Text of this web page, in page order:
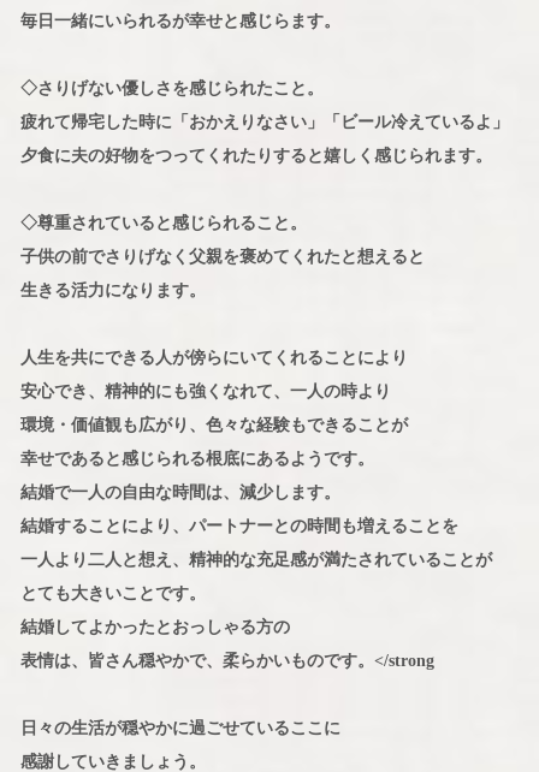
毎日一緒にいられるが幸せと感じらます。
◇さりげない優しさを感じられたこと。
疲れて帰宅した時に「おかえりなさい」「ビール冷えているよ」
夕食に夫の好物をつってくれたりすると嬉しく感じられます。
◇尊重されていると感じられること。
子供の前でさりげなく父親を褒めてくれたと想えると
生きる活力になります。
人生を共にできる人が傍らにいてくれることにより
安心でき、精神的にも強くなれて、一人の時より
環境・価値観も広がり、色々な経験もできることが
幸せであると感じられる根底にあるようです。
結婚で一人の自由な時間は、減少します。
結婚することにより、パートナーとの時間も増えることを
一人より二人と想え、精神的な充足感が満たされていることが
とても大きいことです。
結婚してよかったとおっしゃる方の
表情は、皆さん穏やかで、柔らかいものです。</strong
日々の生活が穏やかに過ごせているここに
感謝していきましょう。